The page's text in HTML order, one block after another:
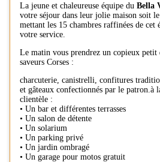
La jeune et chaleureuse équipe du Bella
votre séjour dans leur jolie maison soit le
mettant les 15 chambres raffinées de cet
votre service.
Le matin vous prendrez un copieux petit
saveurs Corses :
charcuterie, canistrelli, confitures
et gâteaux confectionnés par le patron.à
clientèle :
• Un bar et différentes terrasses
• Un salon de détente
• Un solarium
• Un parking privé
• Un jardin ombragé
• Un garage pour motos gratuit